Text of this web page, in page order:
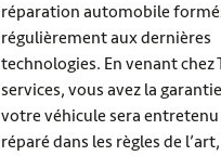
réparation automobile
régulièrement aux dernières
technologies. En venant chez
services, vous avez la
votre véhicule sera
réparé dans les règles de